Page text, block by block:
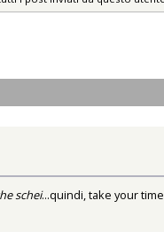
schei...quindi, take your